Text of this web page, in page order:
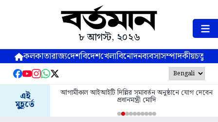
৮ আগস্ট, ২০২৬
কলকাতারাজ্যদেশবিদেশখেলাবিনোদনব্যবসাসম্পাদকীয়
এই
মুহূর্তে
আগামীকাল আইআইটি দিল্লির সমাবর্তন অনুষ্ঠানে যোগ দেবেন
প্রধানমন্ত্রী মোদি